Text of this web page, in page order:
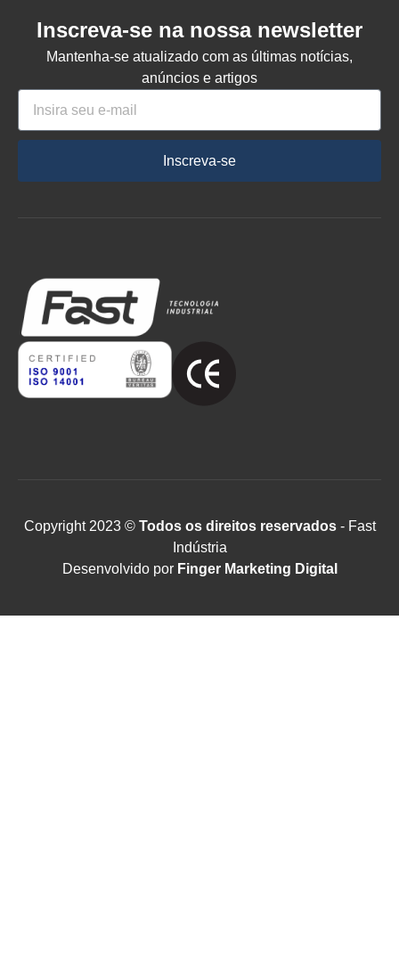
Inscreva-se na nossa newsletter
Mantenha-se atualizado com as últimas notícias,
anúncios e artigos
Inscreva-se
Copyright 2023 ©Todos os direitos reservados- Fast
Indústria
Desenvolvido por Finger Marketing Digital